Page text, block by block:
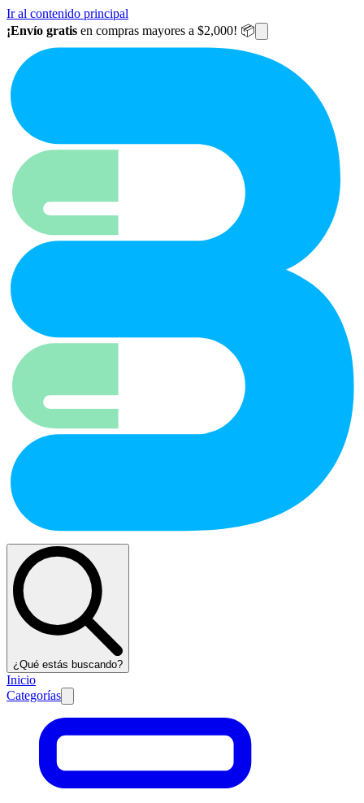
Ir al contenido principal
¡Envío gratis en compras mayores a $2,000! 📦
¿Qué estás buscando?
Inicio
Categorías